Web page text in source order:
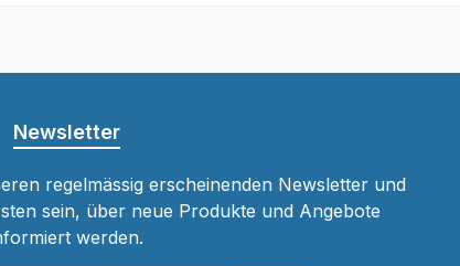
Newsletter
regelmässig erscheinenden Newsletter und
sein, über neue Produkte und Angebote
werden.